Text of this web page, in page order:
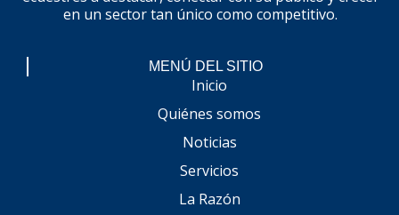
en un sector tan único como competitivo.
MENÚ DEL SITIO
Inicio
Quiénes somos
Noticias
Servicios
La Razón